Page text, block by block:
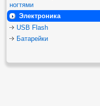
ногтями
Электроника
USB Flash
Батарейки